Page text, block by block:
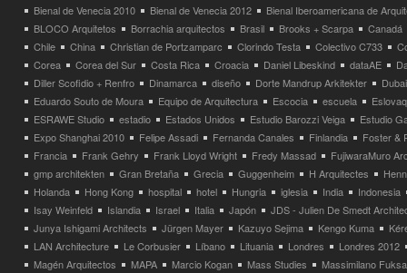
Bienal de Venecia 2010
Bienal de Venecia 2012
Bienal Iberoamericana de
BLOCO Arquitetos
Borrachia arquitectos Brasil Brooks + Scarpa
Canadá
Chile
China Christian de Portzamparc Clorindo Testa Colectivo C733
Corea
Corea del Sur Costa Rica Croacia Daniel Libeskind dataAE
Diller Scofidio + Renfro
Dinamarca diseño Dorte Mandrup Arkitekter
Dubai
Eduardo Souto de Moura
Equipo de Arquitectura Escocia escuela
ESRAWE Studio
estadio Estados Unidos Estudio Barozzi Veiga
Estudio
Expo Shanghai 2010
Felipe Assadi Fernanda Canales Finlandia
Foster &
Francia
Frank Gehry Frank Lloyd Wright Fredy Massad
FujiwaraMuro
gmp architekten
Gran Bretaña Grecia Guggenheim H Arquitectes
Holanda
Hong Kong hospital hotel Hungria iglesia India
Indonesia
Isay Weinfeld
Islandia Israel Italia Japón
JDS - Julien De Smedt
Junya Ishigami Architects
Jürgen Mayer Kazuyo Sejima Kengo Kuma
LAN Architecture
Le Corbusier Líbano Lituania Londres
Londres 2012
Magén Arquitectos
MAPA Marcio Kogan Mass Studies
Massimilano